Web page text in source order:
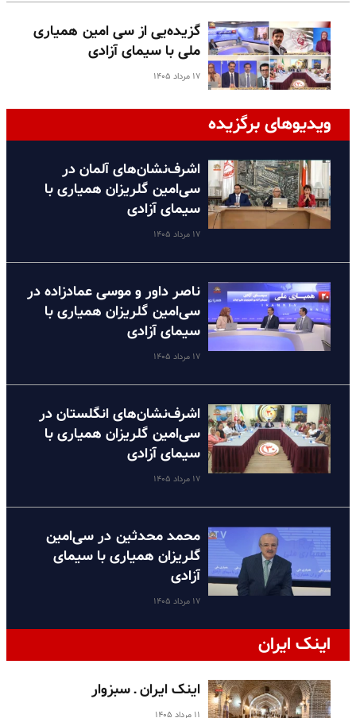
گزیده‌یی از سی امین همیاری
ملی با سیمای آزادی
۱۷ مرداد ۱۴۰۵
ویدیوهای برگزیده
اشرف‌نشان‌های آلمان در
سی‌امین گلریزان همیاری با
سیمای آزادی
۱۷ مرداد ۱۴۰۵
ناصر داور و موسی عمادزاده در
سی‌امین گلریزان همیاری با
سیمای آزادی
۱۷ مرداد ۱۴۰۵
اشرف‌نشان‌های انگلستان در
سی‌امین گلریزان همیاری با
سیمای آزادی
۱۷ مرداد ۱۴۰۵
محمد محدثین در سی‌امین
گلریزان همیاری با سیمای
آزادی
۱۷ مرداد ۱۴۰۵
اینک ایران
اینک ایران ـ سبزوار
۱۱ مرداد ۱۴۰۵